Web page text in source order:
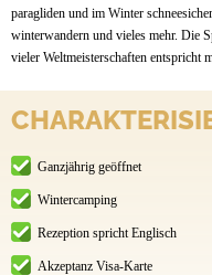
paragliden und im Winter
winterwandern und vieles mehr. Die
vieler Weltmeisterschaften entspricht
Ganzjährig geöffnet
Wintercamping
Rezeption spricht Englisch
Akzeptanz Visa-Karte